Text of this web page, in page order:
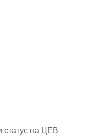
статус на ЦЕВ